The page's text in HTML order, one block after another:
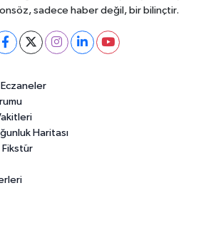
sadece haber değil, bir bilinçtir.
Haritası